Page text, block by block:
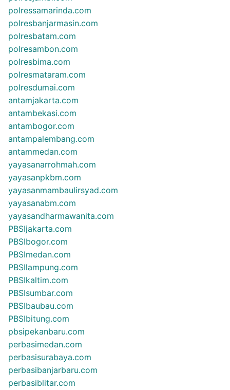
polressamarinda.com
polresbanjarmasin.com
polresbatam.com
polresambon.com
polresbima.com
polresmataram.com
polresdumai.com
antamjakarta.com
antambekasi.com
antambogor.com
antampalembang.com
antammedan.com
yayasanarrohmah.com
yayasanpkbm.com
yayasanmambaulirsyad.com
yayasanabm.com
yayasandharmawanita.com
PBSIjakarta.com
PBSIbogor.com
PBSImedan.com
PBSIlampung.com
PBSIkaltim.com
PBSIsumbar.com
PBSIbaubau.com
PBSIbitung.com
pbsipekanbaru.com
perbasimedan.com
perbasisurabaya.com
perbasibanjarbaru.com
perbasiblitar.com